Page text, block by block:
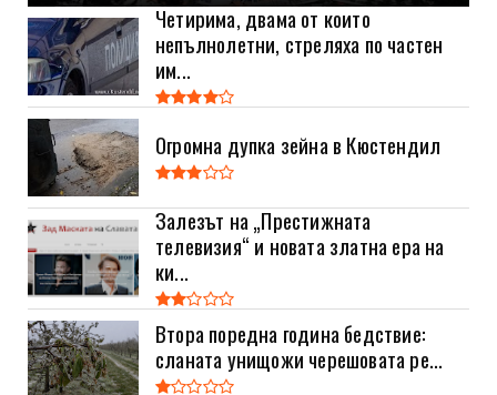
Четирима, двама от които
непълнолетни, стреляха по частен
им...
Огромна дупка зейна в Кюстендил
Залезът на „Престижната
телевизия“ и новата златна ера на
ки...
Втора поредна година бедствие:
сланата унищожи черешовата ре...